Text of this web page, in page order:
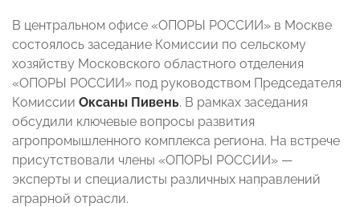
В центральном офисе «ОПОРЫ РОССИИ» в Москве
состоялось заседание Комиссии по сельскому
хозяйству Московского областного отделения
«ОПОРЫ РОССИИ» под руководством Председателя
Комиссии Оксаны Пивень. В рамках заседания
обсудили ключевые вопросы развития
агропромышленного комплекса региона. На встрече
присутствовали члены «ОПОРЫ РОССИИ» —
эксперты и специалисты различных направлений
аграрной отрасли.